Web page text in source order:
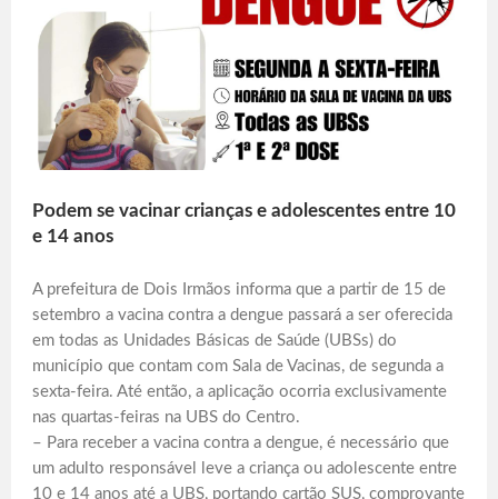
Podem se vacinar crianças e adolescentes entre 10
e 14 anos
A prefeitura de Dois Irmãos informa que a partir de 15 de
setembro a vacina contra a dengue passará a ser oferecida
em todas as Unidades Básicas de Saúde (UBSs) do
município que contam com Sala de Vacinas, de segunda a
sexta-feira. Até então, a aplicação ocorria exclusivamente
nas quartas-feiras na UBS do Centro.
– Para receber a vacina contra a dengue, é necessário que
um adulto responsável leve a criança ou adolescente entre
10 e 14 anos até a UBS, portando cartão SUS, comprovante